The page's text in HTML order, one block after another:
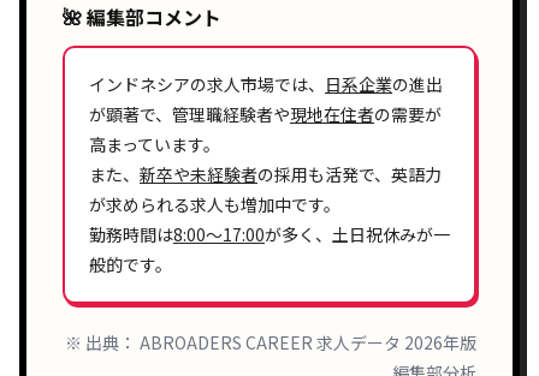
🌺 編集部コメント
インドネシアの求人市場では、 日系企業の進出
が顕著で、 管理職経験者や現地在住者の需要が
高まっています。
また、 新卒や未経験者の採用も活発で、 英語力
が求められる求人も増加中です。
勤務時間は8:00〜17:00が多く、 土日祝休みが一
般的です。
※ 出典： ABROADERS CAREER 求人データ 2026年版